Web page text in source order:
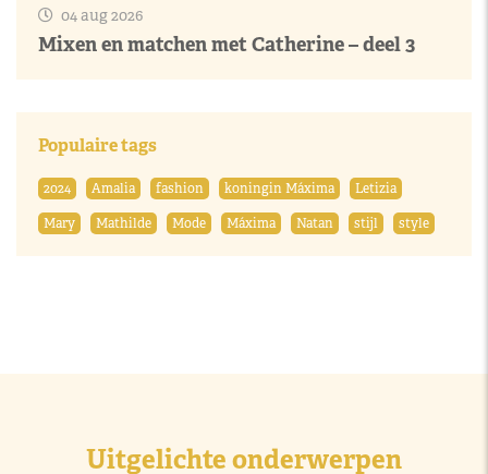
04 aug 2026
Mixen en matchen met Catherine – deel 3
Populaire tags
2024 Amalia fashion koningin Máxima
Letizia
Mary
Mathilde Mode Máxima Natan stijl style
Uitgelichte onderwerpen